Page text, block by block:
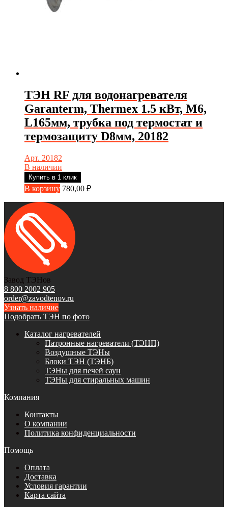
ТЭН RF для водонагревателя
Garanterm, Thermex 1.5 кВт, М6,
L165мм, трубка под термостат и
термозащиту D8мм, 20182
Арт. 20182
В наличии
Купить в 1 клик
В корзину 780,00 ₽
Завод ТЭНов
8 800 2002 905
order@zavodtenov.ru
Узнать наличие
Подобрать ТЭН по фото
Каталог нагревателей
Патронные нагреватели (ТЭНП)
Воздушные ТЭНы
Блоки ТЭН (ТЭНБ)
ТЭНы для печей саун
ТЭНы для стиральных машин
Компания
Контакты
О компании
Политика конфиденциальности
Помощь
Оплата
Доставка
Условия гарантии
Карта сайта